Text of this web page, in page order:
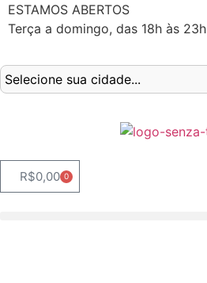
ESTAMOS ABERTOS
Terça a domingo, das 18h às 23h
R$0,00 0